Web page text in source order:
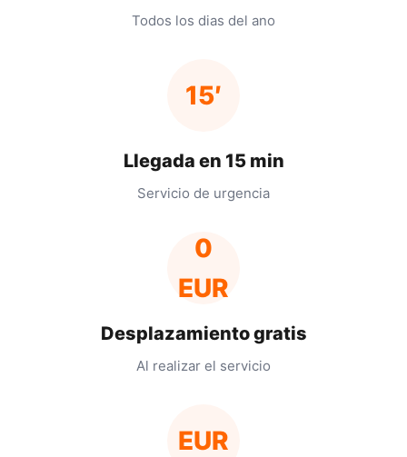
Todos los dias del ano
15′
Llegada en 15 min
Servicio de urgencia
0
EUR
Desplazamiento gratis
Al realizar el servicio
EUR